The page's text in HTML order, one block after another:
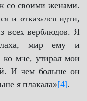
со своими женами.
и отказался идти,
всех верблюдов. Я
мир ему и
ко мне, утирал мои
И чем больше он
я плакала»[4].